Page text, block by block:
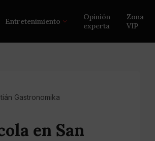
Entretenimiento
Opinión
experta
Zona
VIP
Gastronomika
en San